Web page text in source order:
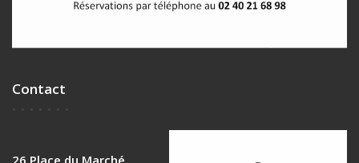
Contact
26 Place du Marché,
Retrouvez nous